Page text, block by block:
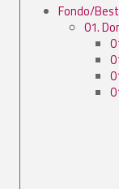
Fondo/
01.